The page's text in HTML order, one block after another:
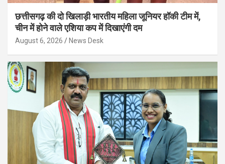
छत्तीसगढ़ की दो खिलाड़ी भारतीय महिला जूनियर हॉकी टीम में,
चीन में होने वाले एशिया कप में दिखाएंगी दम
August 6, 2026 News Desk